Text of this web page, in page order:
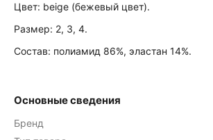
Цвет: beige (бежевый цвет).
Размер: 2, 3, 4.
Состав: полиамид 86%, эластан 14%.
Основные сведения
Бренд